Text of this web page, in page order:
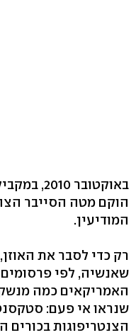
המודיעין.
שאנשיה, לפי
האמריקאים כמה
שנראו אי פעם:
הצנטריפוגות בכורים